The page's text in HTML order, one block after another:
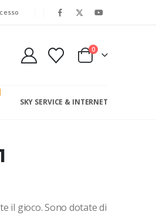
0
SKY SERVICE & INTERNET
il gioco. Sono dotate di